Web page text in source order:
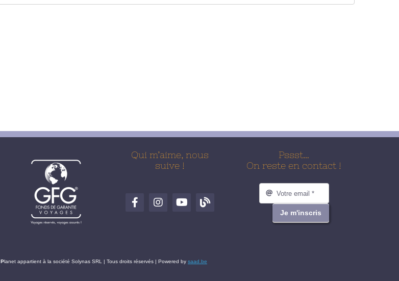
Qui m’aime, nous
suive !
Pssst…
On reste en contact !
Je m'inscris
Planet appartient à la société Solynas SRL | Tous droits réservés | Powered by saad.be